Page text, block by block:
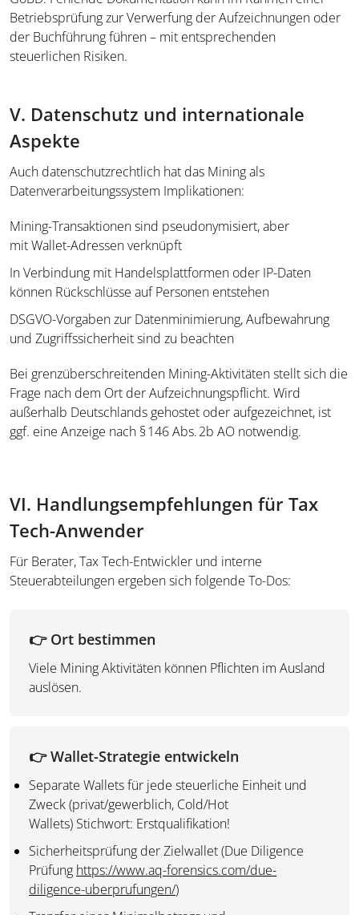
Betriebsprüfung zur Verwerfung der Aufzeichnungen oder
der Buchführung führen – mit entsprechenden
steuerlichen Risiken.
V. Datenschutz und internationale
Aspekte
Auch datenschutzrechtlich hat das Mining als
Datenverarbeitungssystem Implikationen:
Mining-Transaktionen sind pseudonymisiert, aber
mit Wallet-Adressen verknüpft
In Verbindung mit Handelsplattformen oder IP-Daten
können Rückschlüsse auf Personen entstehen
DSGVO-Vorgaben zur Datenminimierung, Aufbewahrung
und Zugriffssicherheit sind zu beachten
Bei grenzüberschreitenden Mining-Aktivitäten stellt sich die
Frage nach dem Ort der Aufzeichnungspflicht. Wird
außerhalb Deutschlands gehostet oder aufgezeichnet, ist
ggf. eine Anzeige nach § 146 Abs. 2b AO notwendig.
VI. Handlungsempfehlungen für Tax
Tech-Anwender
Für Berater, Tax Tech-Entwickler und interne
Steuerabteilungen ergeben sich folgende To-Dos:
👉 Ort bestimmen
Viele Mining Aktivitäten können Pflichten im Ausland
auslösen.
👉 Wallet-Strategie entwickeln
Separate Wallets für jede steuerliche Einheit und
Zweck (privat/gewerblich, Cold/Hot
Wallets) Stichwort: Erstqualifikation!
Sicherheitsprüfung der Zielwallet (Due Diligence
Prüfung https://www.aq-forensics.com/due-
diligence-uberprufungen/)